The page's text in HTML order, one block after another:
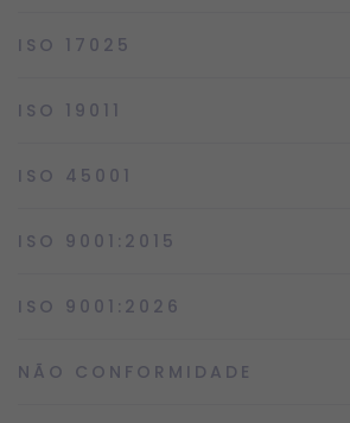
ISO 17025
ISO 19011
ISO 45001
ISO 9001:2015
ISO 9001:2026
NÃO CONFORMIDADE